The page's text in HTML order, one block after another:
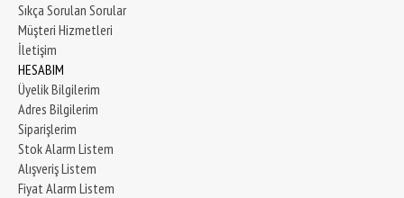
Sıkça Sorulan Sorular
Müşteri Hizmetleri
İletişim
HESABIM
Üyelik Bilgilerim
Adres Bilgilerim
Siparişlerim
Stok Alarm Listem
Alışveriş Listem
Fiyat Alarm Listem